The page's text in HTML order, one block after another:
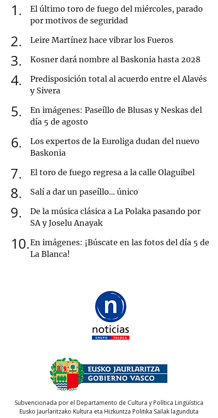
1
El último toro de fuego del miércoles, parado
por motivos de seguridad
2 Leire Martínez hace vibrar los Fueros
3 Kosner dará nombre al Baskonia hasta 2028
4
Predisposición total al acuerdo entre el Alavés
y Sivera
5
En imágenes: Paseíllo de Blusas y Neskas del
día 5 de agosto
6
Los expertos de la Euroliga dudan del nuevo
Baskonia
7 El toro de fuego regresa a la calle Olaguibel
8 Salí a dar un paseíllo... único
9
De la música clásica a La Polaka pasando por
SA y Joselu Anayak
10 En imágenes: ¡Búscate en las fotos del día 5 de
La Blanca!
Subvencionada por el Departamento de Cultura y Política Lingüística
Eusko Jaurlaritzako Kultura eta Hizkuntza Politika Sailak lagunduta